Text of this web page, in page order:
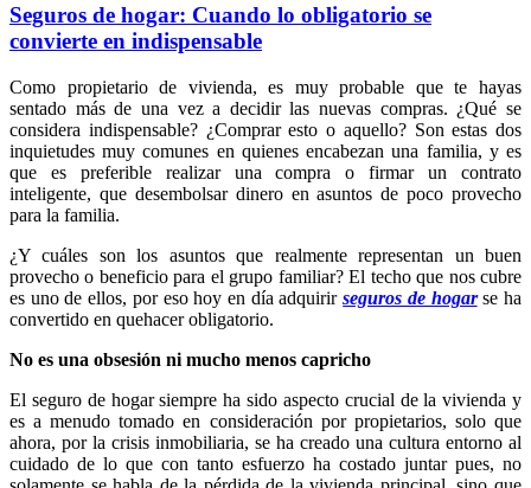
Seguros de hogar: Cuando lo obligatorio se
convierte en indispensable
Como propietario de vivienda, es muy probable que te hayas
sentado más de una vez a decidir las nuevas compras. ¿Qué se
considera indispensable? ¿Comprar esto o aquello? Son estas dos
inquietudes muy comunes en quienes encabezan una familia, y es
que es preferible realizar una compra o firmar un contrato
inteligente, que desembolsar dinero en asuntos de poco provecho
para la familia.
¿Y cuáles son los asuntos que realmente representan un buen
provecho o beneficio para el grupo familiar? El techo que nos cubre
es uno de ellos, por eso hoy en día adquirirseguros de hogarse ha
convertido en quehacer obligatorio.
No es una obsesión ni mucho menos capricho
El seguro de hogar siempre ha sido aspecto crucial de la vivienda y
es a menudo tomado en consideración por propietarios, solo que
ahora, por la crisis inmobiliaria, se ha creado una cultura entorno al
cuidado de lo que con tanto esfuerzo ha costado juntar pues, no